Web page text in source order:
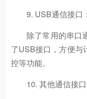
9. USB通信接口：
除了常用的串口
了USB接口，方便与
控等功能。
10. 其他通信接口